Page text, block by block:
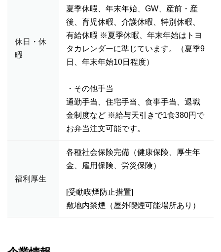
休日・休
暇
夏季休暇、年末年始、GW、産前・産
後、育児休暇、介護休暇、特別休暇、
有給休暇 ※夏季休暇、年末年始はトヨ
タカレンダーに準じています。（夏季9
日、年末年始10日程度）
・その他手当
通勤手当、住宅手当、食事手当、退職
金制度など ※給与天引きで1食380円で
お弁当注文可能です。
福利厚生
各種社会保険完備（健康保険、厚生年
金、雇用保険、労災保険）
[受動喫煙防止措置]
敷地内禁煙（屋外喫煙可能場所あり）